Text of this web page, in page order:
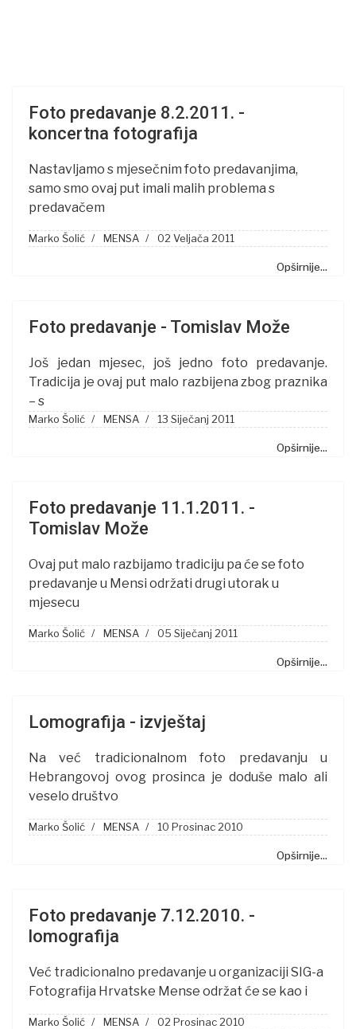
Foto predavanje 8.2.2011. -
koncertna fotografija
Nastavljamo s mjesečnim foto predavanjima,
samo smo ovaj put imali malih problema s
predavačem
Marko Šolić MENSA 02 Veljača 2011
Opširnije...
Foto predavanje - Tomislav Može
Još jedan mjesec, još jedno foto predavanje.
Tradicija je ovaj put malo razbijena zbog praznika
– s
Marko Šolić MENSA 13 Siječanj 2011
Opširnije...
Foto predavanje 11.1.2011. -
Tomislav Može
Ovaj put malo razbijamo tradiciju pa će se foto
predavanje u Mensi održati drugi utorak u
mjesecu
Marko Šolić MENSA 05 Siječanj 2011
Opširnije...
Lomografija - izvještaj
Na već tradicionalnom foto predavanju u
Hebrangovoj ovog prosinca je doduše malo ali
veselo društvo
Marko Šolić MENSA 10 Prosinac 2010
Opširnije...
Foto predavanje 7.12.2010. -
lomografija
Već tradicionalno predavanje u organizaciji SIG-a
Fotografija Hrvatske Mense održat će se kao i
Marko Šolić MENSA 02 Prosinac 2010